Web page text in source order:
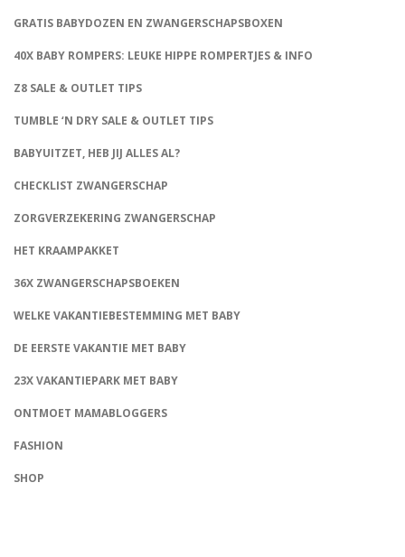
GRATIS BABYDOZEN EN ZWANGERSCHAPSBOXEN
40X BABY ROMPERS: LEUKE HIPPE ROMPERTJES & INFO
Z8 SALE & OUTLET TIPS
TUMBLE ‘N DRY SALE & OUTLET TIPS
BABYUITZET, HEB JIJ ALLES AL?
CHECKLIST ZWANGERSCHAP
ZORGVERZEKERING ZWANGERSCHAP
HET KRAAMPAKKET
36X ZWANGERSCHAPSBOEKEN
WELKE VAKANTIEBESTEMMING MET BABY
DE EERSTE VAKANTIE MET BABY
23X VAKANTIEPARK MET BABY
ONTMOET MAMABLOGGERS
FASHION
SHOP